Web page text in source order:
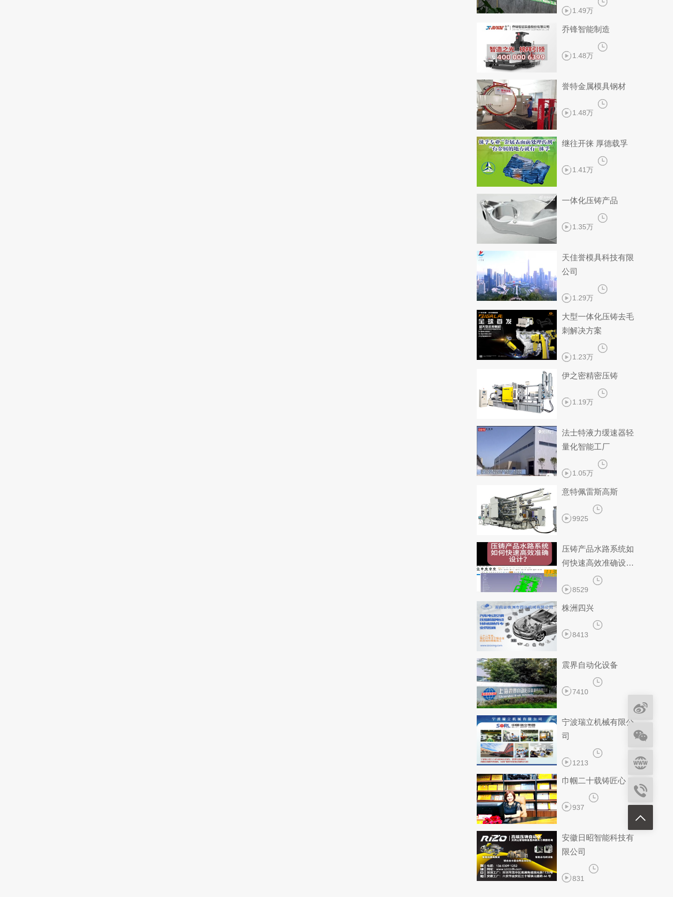
1.49万
乔锋智能制造
1.48万
誉特金属模具钢材
1.48万
继往开徕 厚德载孚
1.41万
一体化压铸产品
1.35万
天佳誉模具科技有限
公司
1.29万
大型一体化压铸去毛
刺解决方案
1.23万
伊之密精密压铸
1.19万
法士特液力缓速器轻
量化智能工厂
1.05万
意特佩雷斯高斯
9925
压铸产品水路系统如
何快速高效准确设
8529
株洲四兴
8413
震界自动化设备
7410
宁波瑞立机械有限公
司
1213
巾帼二十载铸匠心
937
安徽日昭智能科技有
限公司
831